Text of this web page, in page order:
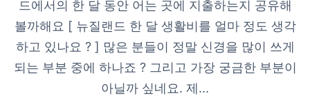
드에서의 한 달 동안 어는 곳에 지출하는지 공유해
볼까해요 [ 뉴질랜드 한 달 생활비를 얼마 정도 생각
하고 있나요 ? ] 많은 분들이 정말 신경을 많이 쓰게
되는 부분 중에 하나죠 ? 그리고 가장 궁금한 부분이
아닐까 싶네요. 제...